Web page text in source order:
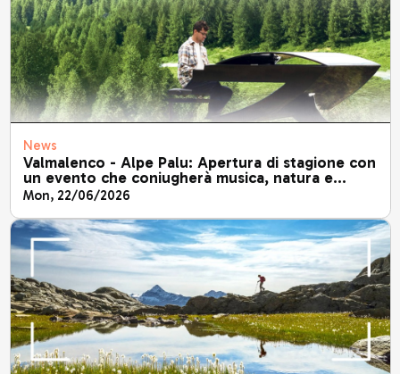
News
Valmalenco - Alpe Palu: Apertura di stagione con
un evento che coniugherà musica, natura e
solidarietà, occasione unica per unire il
benessere all'impegno sociale.
Mon, 22/06/2026